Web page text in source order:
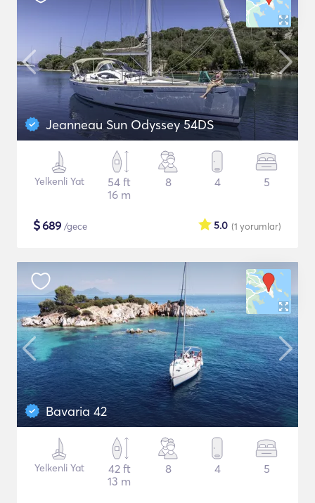
Jeanneau Sun Odyssey 54DS
Yelkenli Yat
54 ft
16 m
8 4 5
$689 /gece (1 yorumlar)
5.0
Bavaria 42
Yelkenli Yat
42 ft
13 m
8 4 5